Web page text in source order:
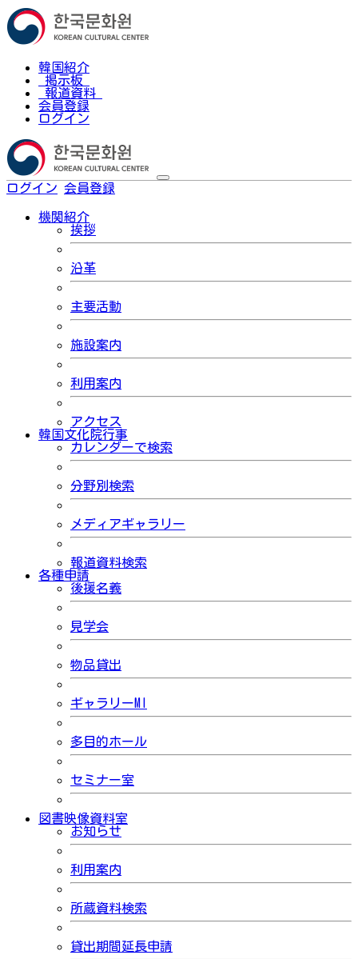
韓国紹介
掲示板
報道資料
会員登録
ログイン
ログイン 会員登録
機関紹介
挨拶
沿革
主要活動
施設案内
利用案内
アクセス
韓国文化院行事
カレンダーで検索
分野別検索
メディアギャラリー
報道資料検索
各種申請
後援名義
見学会
物品貸出
ギャラリーMI
多目的ホール
セミナー室
図書映像資料室
お知らせ
利用案内
所蔵資料検索
貸出期間延長申請